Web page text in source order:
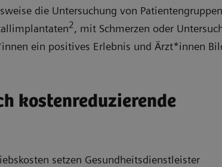
die Untersuchung von
2, mit Schmerzen oder
ein positives Erlebnis und Ärzt*innen
kostenreduzierende
setzen Gesundheitsdienstleister